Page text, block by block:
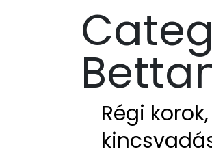
Régi